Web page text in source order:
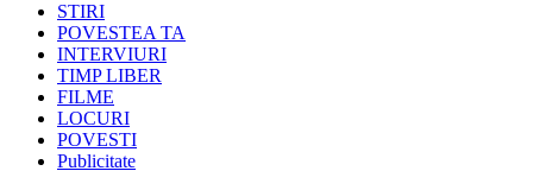
STIRI
POVESTEA TA
INTERVIURI
TIMP LIBER
FILME
LOCURI
POVESTI
Publicitate